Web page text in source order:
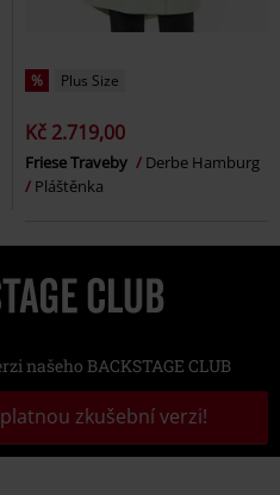
% Plus Size
Kč 2.719,00
Friese Traveby
Derbe Hamburg
Pláštěnka
našeho BACKSTAGE CLUB
zkušební verzi!